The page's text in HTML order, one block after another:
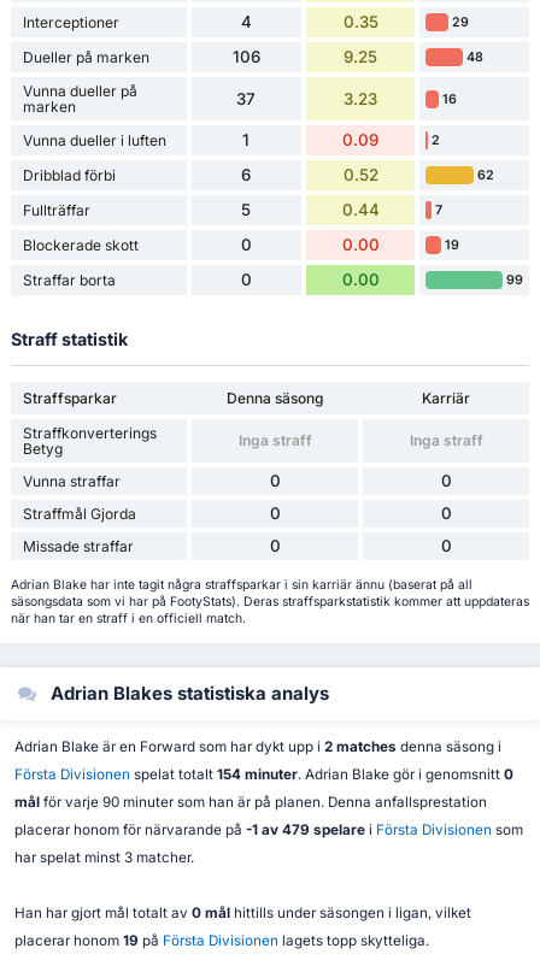
Interceptioner 4 0.35 29
Dueller på marken 106 9.25 48
Vunna dueller på
marken
37 3.23 16
Vunna dueller i luften 1 0.09 2
Dribblad förbi 6 0.52 62
Fullträffar 5 0.44 7
Blockerade skott 0 0.00 19
Straffar borta 0 0.00 99
Straff statistik
Straffsparkar Denna säsong
Karriär
Straffkonverterings
Betyg
Inga straff Inga straff
Vunna straffar 0 0
Straffmål Gjorda 0 0
Missade straffar 0 0
Adrian Blake har inte tagit några straffsparkar i sin karriär ännu (baserat på all
säsongsdata som vi har på FootyStats). Deras straffsparkstatistik kommer att uppdateras
när han tar en straff i en officiell match.
Adrian Blakes statistiska analys
Adrian Blake är en Forward som har dykt upp i 2 matches denna säsong i
Första Divisionen spelat totalt 154 minuter. Adrian Blake gör i genomsnitt 0
mål för varje 90 minuter som han är på planen. Denna anfallsprestation
placerar honom för närvarande på -1 av 479 spelare i Första Divisionen som
har spelat minst 3 matcher.
Han har gjort mål totalt av 0 mål hittills under säsongen i ligan, vilket
placerar honom 19 på Första Divisionen lagets topp skytteliga.